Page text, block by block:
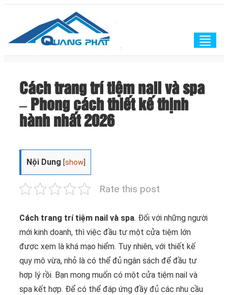
Cách trang trí tiệm nail và spa
– Phong cách thiết kế thịnh
hành nhất 2026
Nội Dung [show
Rate this post
Cách trang trí tiệm nail và spa. Đối với những người
mới kinh doanh, thì việc đầu tư một cửa tiệm lớn
được xem là khá mạo hiểm. Tuy nhiên, với thiết kế
quy mô vừa, nhỏ là có thể đủ ngân sách để đầu tư
hợp lý rồi. Bạn mong muốn có một cửa tiệm nail và
spa kết hợp. Để có thể đáp ứng đầy đủ các nhu cầu